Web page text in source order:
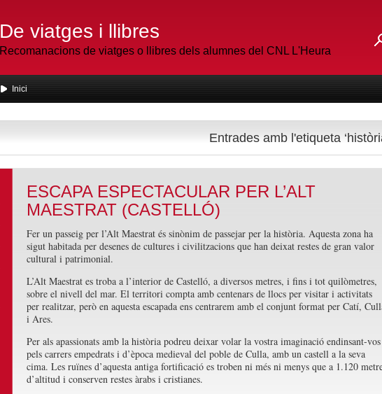
De viatges i llibres
Recomanacions de viatges o llibres dels alumnes del CNL L'Heura
Inici
Entrades amb l'etiqueta
ESCAPA ESPECTACULAR PER L’ALT
MAESTRAT (CASTELLÓ)
Fer un passeig per l’Alt Maestrat és sinònim de passejar per la història. Aquesta zona ha
sigut habitada per desenes de cultures i civilitzacions que han deixat restes de gran valor
cultural i patrimonial.
L’Alt Maestrat es troba a l’interior de Castelló, a diversos metres, i fins i tot quilòmetres,
sobre el nivell del mar. El territori compta amb centenars de llocs per visitar i activitats
per realitzar, però en aquesta escapada ens centrarem amb el conjunt format per Catí,
i Ares.
Per als apassionats amb la història podreu deixar volar la vostra imaginació endinsant-vos
pels carrers empedrats i d’època medieval del poble de Culla, amb un castell a la seva
cima. Les ruïnes d’aquesta antiga fortificació es troben ni més ni menys que a 1.120
d’altitud i conserven restes àrabs i cristianes.